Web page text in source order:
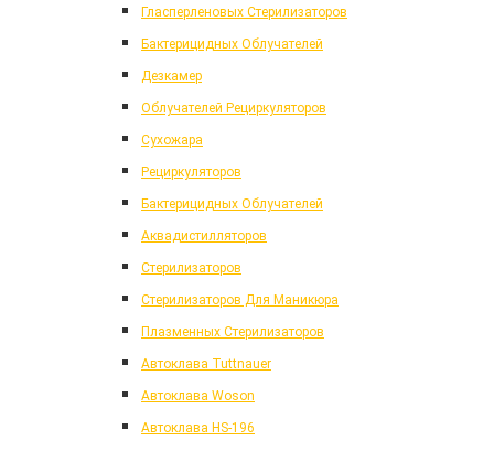
Гласперленовых Стерилизаторов
Бактерицидных Облучателей
Дезкамер
Облучателей Рециркуляторов
Сухожара
Рециркуляторов
Бактерицидных Облучателей
Аквадистилляторов
Стерилизаторов
Стерилизаторов Для Маникюра
Плазменных Стерилизаторов
Автоклава Tuttnauer
Автоклава Woson
Автоклава HS-196